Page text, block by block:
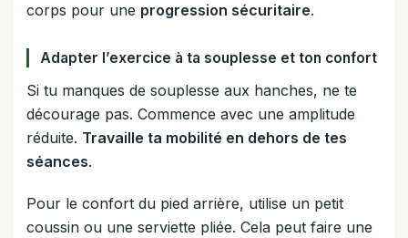
corps pour une progression sécuritaire.
Adapter l’exercice à ta souplesse et ton confort
Si tu manques de souplesse aux hanches, ne te
décourage pas. Commence avec une amplitude
réduite. Travaille ta mobilité en dehors de tes
séances.
Pour le confort du pied arrière, utilise un petit
coussin ou une serviette pliée. Cela peut faire une